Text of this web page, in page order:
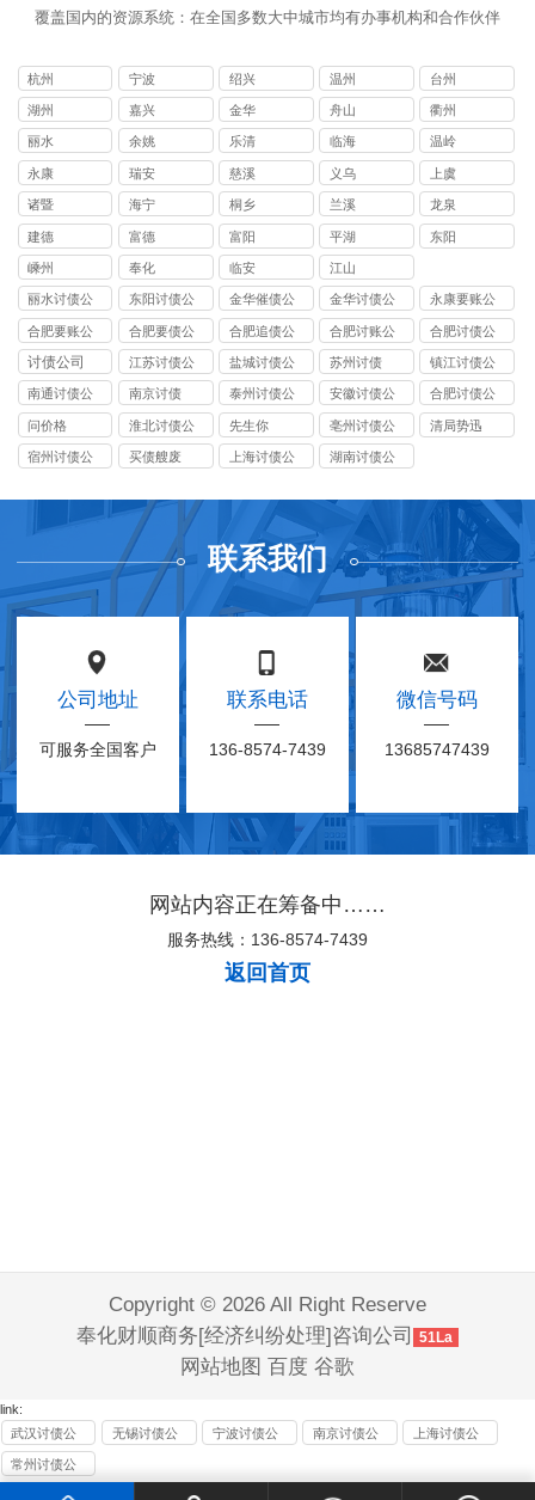
覆盖国内的资源系统：在全国多数大中城市均有办事机构和合作伙伴
杭州 宁波 绍兴 温州 台州
湖州 嘉兴 金华 舟山 衢州
丽水 余姚 乐清 临海 温岭
永康 瑞安 慈溪 义乌 上虞
诸暨 海宁 桐乡 兰溪 龙泉
建德 富德 富阳 平湖 东阳
嵊州 奉化 临安 江山
丽水讨债公
司
东阳讨债公
司
金华催债公
司
金华讨债公
司
永康要账公
司
合肥要账公
司
合肥要债公
司
合肥追债公
司
合肥讨账公
司
合肥讨债公
司
讨债公司
江苏讨债公
司
盐城讨债公
司
苏州讨债
镇江讨债公
司
南通讨债公
司
南京讨债
泰州讨债公
司
安徽讨债公
司
合肥讨债公
司
问价格
淮北讨债公
司
先生你
亳州讨债公
司
清局势迅
宿州讨债公
买债艘废
上海讨债公
湖南讨债公
联系我们
公司地址
可服务全国客户
联系电话
136-8574-7439
微信号码
13685747439
网站内容正在筹备中……
服务热线：136-8574-7439
返回首页
Copyright © 2026 All Right Reserve
奉化财顺商务[经济纠纷处理]咨询公司
51La
网站地图 百度 谷歌
link:
武汉讨债公
司
无锡讨债公
宁波讨债公
南京讨债公
上海讨债公
常州讨债公